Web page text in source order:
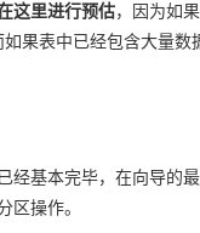
这里进行预估，因为如
果表中已经包含大量数
经基本完毕，在向导的
区操作。